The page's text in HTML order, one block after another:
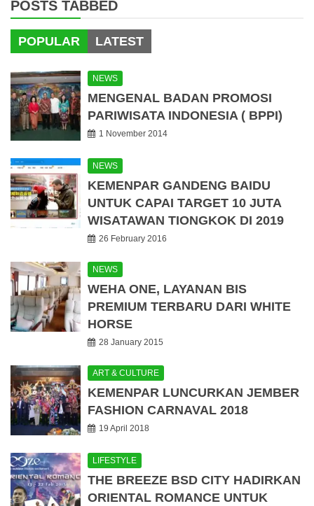
POSTS TABBED
POPULAR LATEST
NEWS
MENGENAL BADAN PROMOSI
PARIWISATA INDONESIA ( BPPI)
1 November 2014
NEWS
KEMENPAR GANDENG BAIDU
UNTUK CAPAI TARGET 10 JUTA
WISATAWAN TIONGKOK DI 2019
26 February 2016
NEWS
WEHA ONE, LAYANAN BIS
PREMIUM TERBARU DARI WHITE
HORSE
28 January 2015
ART & CULTURE
KEMENPAR LUNCURKAN JEMBER
FASHION CARNAVAL 2018
19 April 2018
LIFESTYLE
THE BREEZE BSD CITY HADIRKAN
ORIENTAL ROMANCE UNTUK